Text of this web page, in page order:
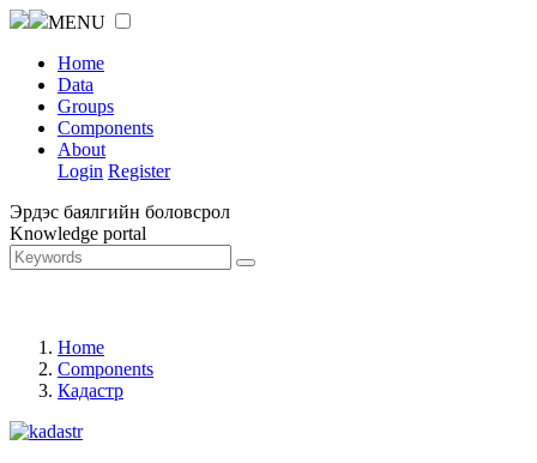
MENU
Home
Data
Groups
Components
About
Login Register
Эрдэс баялгийн боловсрол
Knowledge portal
Home
Components
Кадастр